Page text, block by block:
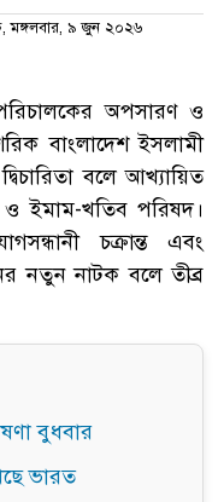
মঙ্গলবার, ৯ জুন ২০২৬
অপসারণ ও
বাংলাদেশ ইসলামী
বলে আখ্যায়িত
ইমাম-খতিব পরিষদ।
চক্রান্ত এবং
নতুন নাটক বলে তীব্র
বুধবার
ভারত